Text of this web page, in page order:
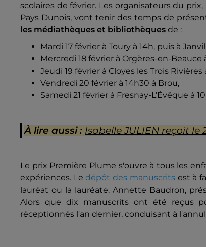
scolaires de février. Les organisateurs du
Pays Dunois, vont tenir des temps de
les médiathèques et bibliothèques de :
Mardi 17 février à Toury à 14h, puis à
Mercredi 18 février à Orgères-en-Beauce
Jeudi 19 février à Cloyes les Trois
Vendredi 20 février à 14h30 à Brou,
Samedi 21 février à Fresnay-L’Évêque à
À lire aussi : Isabelle JULIEN reçoit
Le prix Première Plume s'ouvre à tous les
expériences. Le dépôt des manuscritsest à
lauréat ou la lauréate. Annette Baudron,
Alors que dix manuscrits ont été reçus
réceptionnés l'an dernier, conduisant à